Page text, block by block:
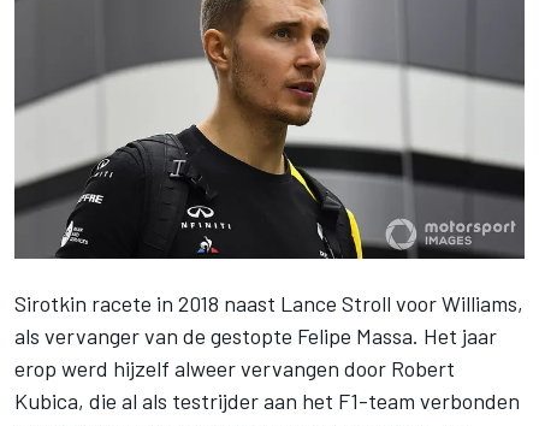
Sirotkin racete in 2018 naast Lance Stroll voorWilliams,
als vervanger van de gestopte Felipe Massa. Het jaar
erop werd hijzelf alweer vervangen door Robert
Kubica, die al als testrijder aan het F1-team verbonden